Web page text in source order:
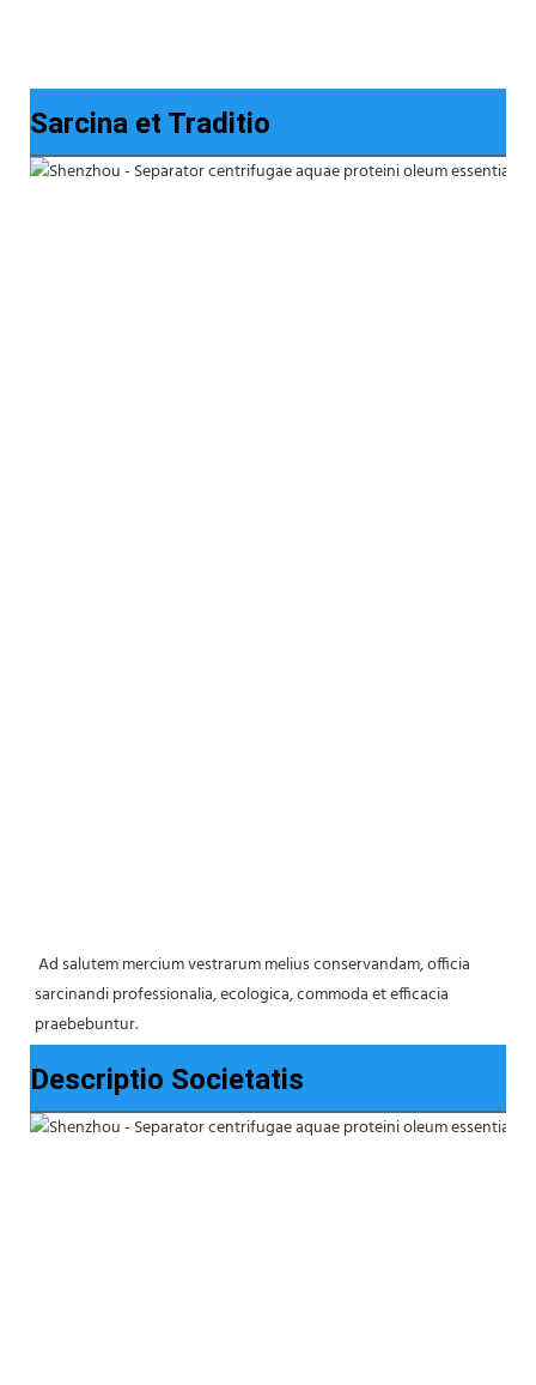
Sarcina et Traditio
sarcinandi professionalia, ecologica, commoda et efficacia
praebebuntur.
Descriptio Societatis